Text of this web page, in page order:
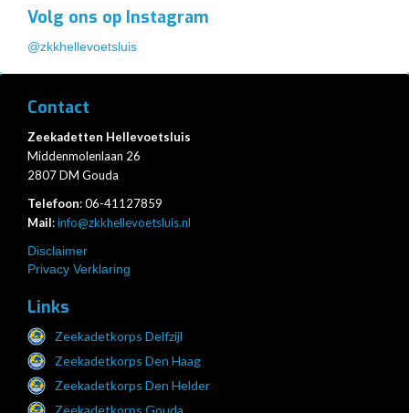
Volg ons op Instagram
@zkkhellevoetsluis
Contact
Zeekadetten Hellevoetsluis
Middenmolenlaan 26
2807 DM Gouda
Telefoon: 06-41127859
Mail:info@zkkhellevoetsluis.nl
Disclaimer
Privacy Verklaring
Links
Zeekadetkorps Delfzijl
Zeekadetkorps Den Haag
Zeekadetkorps Den Helder